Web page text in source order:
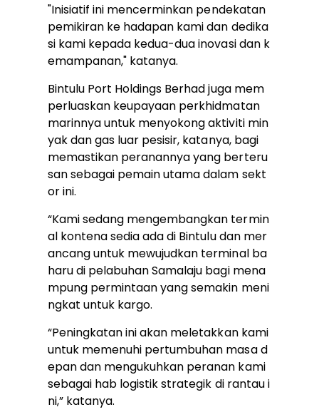
"Inisiatif ini mencerminkan pendekatan
pemikiran ke hadapan kami dan dedika
si kami kepada kedua-dua inovasi dan k
emampanan," katanya.
Bintulu Port Holdings Berhad juga mem
perluaskan keupayaan perkhidmatan
marinnya untuk menyokong aktiviti min
yak dan gas luar pesisir, katanya, bagi
memastikan peranannya yang berteru
san sebagai pemain utama dalam sekt
or ini.
“Kami sedang mengembangkan termin
al kontena sedia ada di Bintulu dan mer
ancang untuk mewujudkan terminal ba
haru di pelabuhan Samalaju bagi mena
mpung permintaan yang semakin meni
ngkat untuk kargo.
“Peningkatan ini akan meletakkan kami
untuk memenuhi pertumbuhan masa d
epan dan mengukuhkan peranan kami
sebagai hab logistik strategik di rantau i
ni,” katanya.